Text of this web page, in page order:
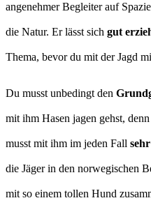
angenehmer Begleiter auf
die Natur. Er lässt sich gut
Thema, bevor du mit der Jagd
Du musst unbedingt den
mit ihm Hasen jagen gehst, denn
musst mit ihm im jeden Fall
die Jäger in den norwegischen
mit so einem tollen Hund